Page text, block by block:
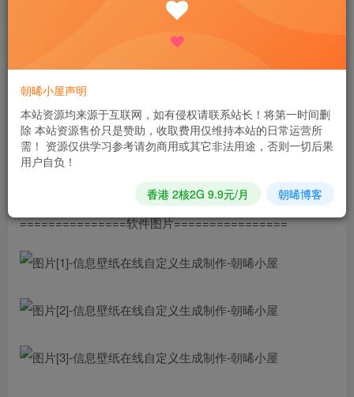
【软件版本】V 1.0
【软件大小】4.43MB
【适用系统】Android、鸿蒙
【软件特色】安卓11可能会出现保存不到相册，直接截图就
===============软件图片================
朝晞小屋声明
本站资源均来源于互联网，如有侵权请联系站长！将第一时间删
除 本站资源售价只是赞助，收取费用仅维持本站的日常运营所
需！ 资源仅供学习参考请勿商用或其它非法用途，否则一切后果
用户自负！
香港 2核2G 9.9元/月 朝晞博客